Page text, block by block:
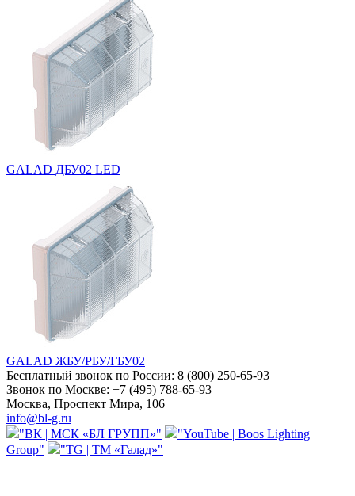
GALAD ДБУ02 LED
GALAD ЖБУ/РБУ/ГБУ02
Бесплатный звонок по России: 8 (800) 250-65-93
Звонок по Москве: +7 (495) 788-65-93
Москва, Проспект Мира, 106
info@bl-g.ru
"ВК | МСК «БЛ ГРУПП»"
"YouTube | Boos Lighting
Group"
"TG | ТМ «Галад»"